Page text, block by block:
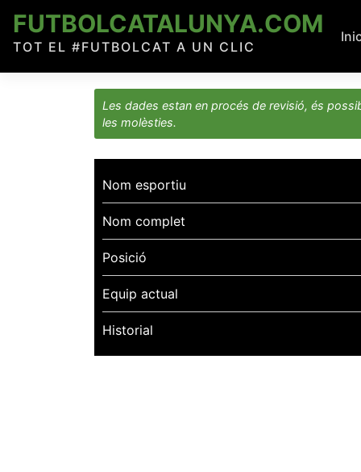
content
FUTBOLCATALUNYA.COM
TOT EL #FUTBOLCAT A UN CLIC
Les dades estan en procés de revisió, és
les molèsties.
Nom esportiu
Nom complet
Posició
Equip actual
Historial